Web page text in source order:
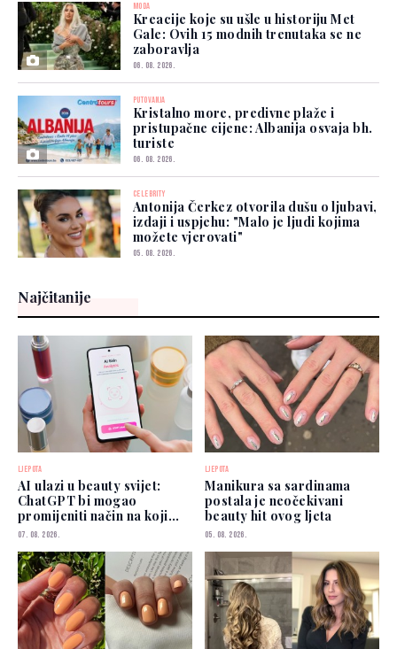
MODA
Kreacije koje su ušle u historiju Met
Gale: Ovih 15 modnih trenutaka se ne
zaboravlja
06. 08. 2026.
PUTOVANJA
Kristalno more, predivne plaže i
pristupačne cijene: Albanija osvaja bh.
turiste
06. 08. 2026.
CELEBRITY
Antonija Čerkez otvorila dušu o ljubavi,
izdaji i uspjehu: "Malo je ljudi kojima
možete vjerovati"
05. 08. 2026.
Najčitanije
LJEPOTA
AI ulazi u beauty svijet:
ChatGPT bi mogao
promijeniti način na koji
biramo šminku
07. 08. 2026.
LJEPOTA
Manikura sa sardinama
postala je neočekivani
beauty hit ovog ljeta
05. 08. 2026.